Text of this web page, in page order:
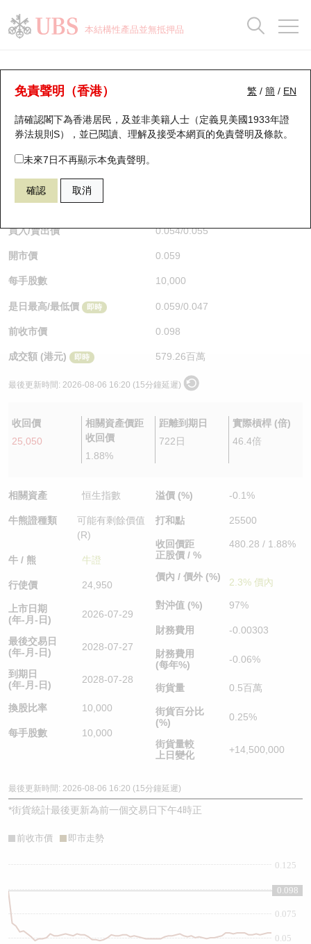
本結構性產品並無抵押品
繁 / 簡 / EN
免責聲明（香港）
請確認閣下為香港居民，及並非美籍人士（定義見美國1933年證
券法規則S），並已閱讀、理解及接受本網頁的免責聲明及條款。
未來7日不再顯示本免責聲明。
確認 取消
牛熊證分析儀
表現 街貨統計 比較
67440 瑞銀牛證 HSI 恒生指數
$0.055 0.043
買入/賣出價 0.054/0.055
開市價 0.059
每手股數 10,000
是日最高/最低價 即時 0.059/0.047
前收市價 0.098
成交額 (港元) 即時 579.26百萬
最後更新時間: 2026-08-06 16:20 (15分鐘延遲)
收回價
25,050
相關資產價距
收回價
1.88%
距離到期日
722日
實際槓桿 (倍)
46.4倍
相關資產 恒生指數
牛熊證種類
可能有剩餘價值
(R)
牛 / 熊 牛證
行使價 24,950
上市日期
(年-月-日)
2026-07-29
最後交易日
(年-月-日)
2028-07-27
到期日
(年-月-日)
2028-07-28
換股比率 10,000
每手股數 10,000
溢價 (%) -0.1%
打和點 25500
收回價距
正股價 / %
480.28 / 1.88%
價內 / 價外 (%) 2.3% 價內
對沖值 (%) 97%
財務費用 -0.00303
財務費用
(每年%)
-0.06%
街貨量 0.5百萬
街貨百分比
(%)
0.25%
街貨量較
上日變化
+14,500,000
最後更新時間: 2026-08-06 16:20 (15分鐘延遲)
*街貨統計最後更新為前一個交易日下午4時正
前收市價 即市走勢
0.05
0.075
0.1
0.125
0.098
瑞銀認股證一覽
新發行瑞銀認股證
即將到期認股證
認股證到期結算價查詢
認股證分析儀
認股證速算機
認股證/牛熊證日誌
認股證文件及公告
街貨統計
比較
牛熊全景快搜
牛熊證搜尋
牛熊證街貨分佈圖
正股牛熊證列表
新發行瑞銀牛熊證
已收回牛熊證剩餘價值
牛熊證到期結算價查詢
牛熊證分析儀
牛熊證文件及公告
街貨統計
比較
十大升幅/跌幅
十大認股證成交分佈
十天股證佔大市成交
資金流
街貨統計
三十大平均引伸波幅
正股分析儀
二十大活躍股份
恒指成份股
國指成份股
科指成份股
相關資產沽空
中資ETFs溢價比較
AH 股價對照
持股比重
顯示所有持股比重
每月輪證大市專題
輪證專欄
講座及教育短片
認股證投資者教育
牛熊證投資者教育
認股證牛熊證常問問題